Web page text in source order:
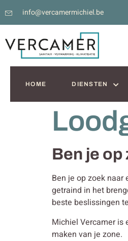
info@vercamermichiel.be
HOME DIENSTEN
Ben je
Ben je op zoek naar
getraind in het
beste beslissingen
Michiel Vercamer is
maken van je zone.